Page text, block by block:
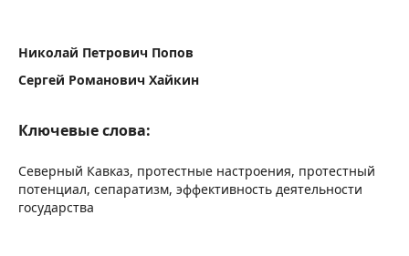
Николай Петрович Попов
Сергей Романович Хайкин
Ключевые слова:
Северный Кавказ, протестные настроения, протестный
потенциал, сепаратизм, эффективность деятельности
государства